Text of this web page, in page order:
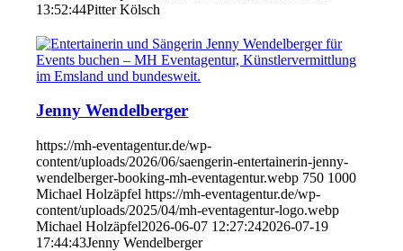
13:52:44Pitter Kölsch
Jenny Wendelberger
https://mh-eventagentur.de/wp-
content/uploads/2026/06/saengerin-entertainerin-jenny-
wendelberger-booking-mh-eventagentur.webp 750 1000
Michael Holzäpfel https://mh-eventagentur.de/wp-
content/uploads/2025/04/mh-eventagentur-logo.webp
Michael Holzäpfel2026-06-07 12:27:242026-07-19
17:44:43Jenny Wendelberger